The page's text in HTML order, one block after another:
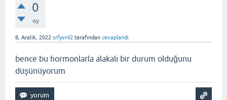
0
oy
8, Aralık, 2022 srfyvr42 tarafından cevaplandı
bence bu hormonlarla alakalı bir durum olduğunu
düşünüyorum